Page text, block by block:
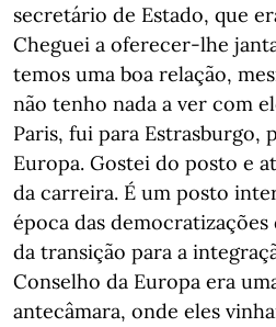
secretário de Estado, que
Cheguei a oferecer-lhe
temos uma boa relação,
não tenho nada a ver com
Paris, fui para Estrasburgo,
Europa. Gostei do posto e
da carreira. É um posto
época das democratizações
da transição para a
Conselho da Europa era
antecâmara, onde eles